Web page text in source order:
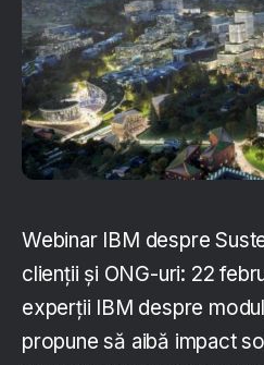
Webinar IBM despre
clienții și ONG-uri: 22
experții IBM despre
propune să aibă impact